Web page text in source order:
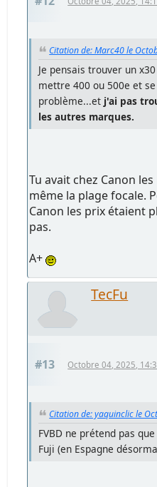
Citation de: Marc40 le
Je pensais trouver un
mettre 400 ou 500e et
problème...et j'ai pas
les autres marques.
Tu avait chez Canon
même la plage focale.
Canon les prix étaient
pas.
A+
TecFu
#13 Octobre 04, 2025,
Citation de: yaquinclic le
FVBD ne prétend pas
Fuji (en Espagne